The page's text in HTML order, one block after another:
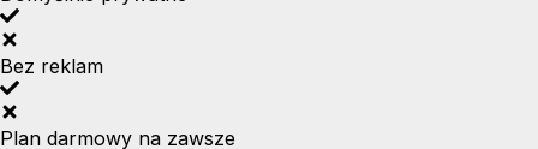
Bez reklam
Plan darmowy na zawsze